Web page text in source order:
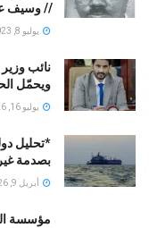
// ﻭﺳﻴﻒ
يوليو 8, 2023
نائب
ويحمّل
يوليو 16, 2026
*تحليل
بصدمة
أبريل 9, 2026
مؤسسة